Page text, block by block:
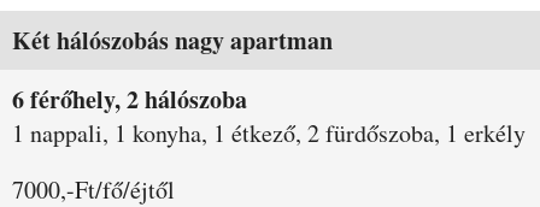
Szobák és árak
Két hálószobás nagy apartman
6 férőhely, 2 hálószoba
1 nappali, 1 konyha, 1 étkező, 2 fürdőszoba, 1 erkély
7000,-Ft/fő/éjtől